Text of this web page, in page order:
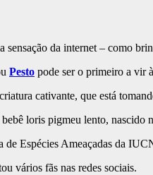
Pesto pode ser o primeiro a vir
cativante, que está
loris pigmeu lento, nascido
Espécies Ameaçadas da
vários fãs nas redes sociais.